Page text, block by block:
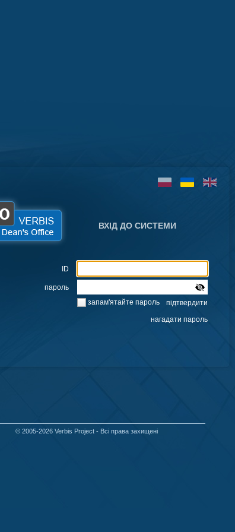
ВХІД ДО СИСТЕМИ
ID
пароль
запам'ятайте пароль
© 2005-2026 Verbis Project- Всі права захищені